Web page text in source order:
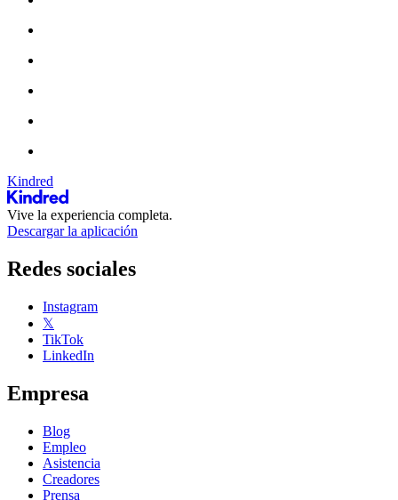
Kindred
Vive la experiencia completa.
Descargar la aplicación
Redes sociales
Instagram
𝕏
TikTok
LinkedIn
Empresa
Blog
Empleo
Asistencia
Creadores
Prensa